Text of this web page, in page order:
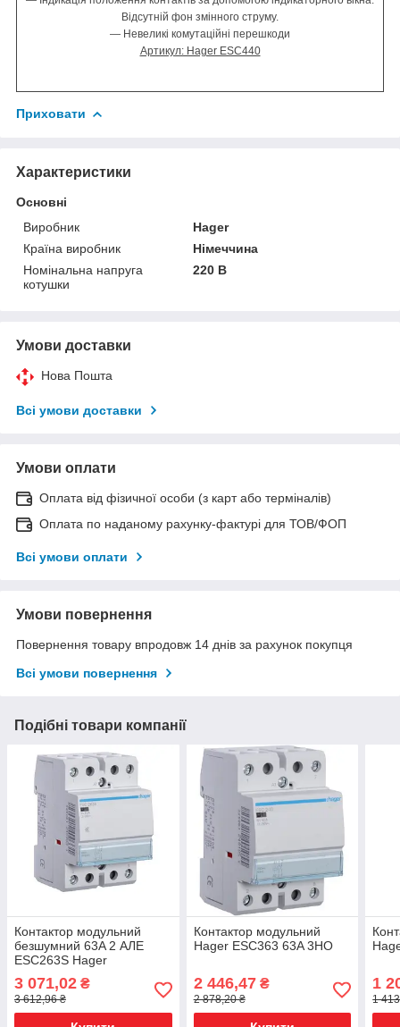
Відсутній фон змінного струму.
― Невеликі комутаційні перешкоди
Артикул: Hager ESC440
Приховати
Характеристики
Основні
Виробник
Hager
Країна виробник
Німеччина
Номінальна напруга
котушки
220 В
Умови доставки
Нова Пошта
Всі умови доставки
Умови оплати
Оплата від фізичної особи (з карт або терміналів)
Оплата по наданому рахунку-фактурі для ТОВ/ФОП
Всі умови оплати
Умови повернення
Повернення товару впродовж 14 днів за рахунок покупця
Всі умови повернення
Подібні товари компанії
Контактор модульний
безшумний 63A 2 АЛЕ
ESC263S Hager
3 071,02 ₴
3 612,96 ₴
Контактор модульний
Hager ESC363 63A 3НО
2 446,47₴
2 878,20 ₴
1
1